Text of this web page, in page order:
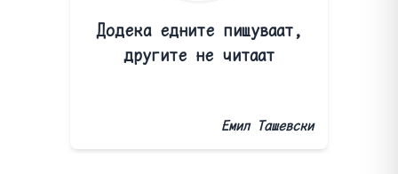
Додека едните пишуваат,
другите не читаат
Емил Ташевски